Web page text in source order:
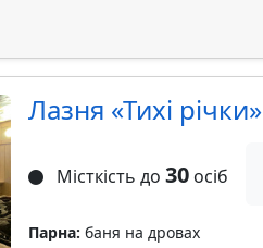
Лазня «Тихі річки»
Місткість до 30осіб
Парна: баня на дровах